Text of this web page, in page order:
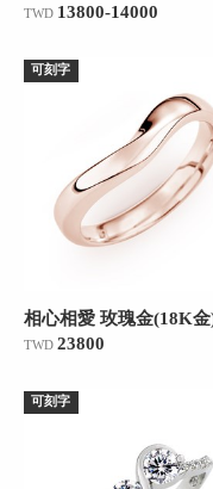
TWD 13800-14000
可刻字
TWD 23800
可刻字